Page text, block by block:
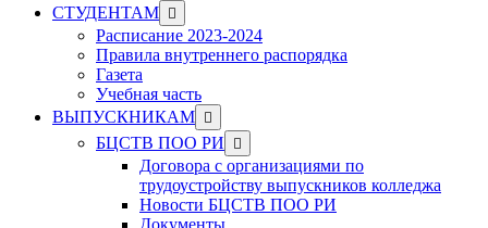
СТУДЕНТАМ Show
sub
menu
Расписание 2023-2024
Правила внутреннего распорядка
Газета
Учебная часть
ВЫПУСКНИКАМ Show
sub
menu
БЦСТВ ПОО РИ
Show
sub
menu
Договора с организациями по
трудоустройству выпускников колледжа
Новости БЦСТВ ПОО РИ
Документы